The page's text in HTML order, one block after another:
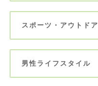
スポーツ・アウトドア
男性ライフスタイル